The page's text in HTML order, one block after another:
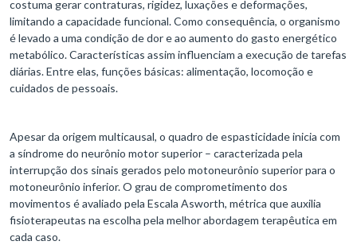
costuma gerar contraturas, rigidez, luxações e deformações,
limitando a capacidade funcional. Como consequência, o organismo
é levado a uma condição de dor e ao aumento do gasto energético
metabólico. Características assim influenciam a execução de tarefas
diárias. Entre elas, funções básicas: alimentação, locomoção e
cuidados de pessoais.
Apesar da origem multicausal, o quadro de espasticidade inicia com
a síndrome do neurônio motor superior – caracterizada pela
interrupção dos sinais gerados pelo motoneurônio superior para o
motoneurônio inferior. O grau de comprometimento dos
movimentos é avaliado pela Escala Asworth, métrica que auxilia
fisioterapeutas na escolha pela melhor abordagem terapêutica em
cada caso.